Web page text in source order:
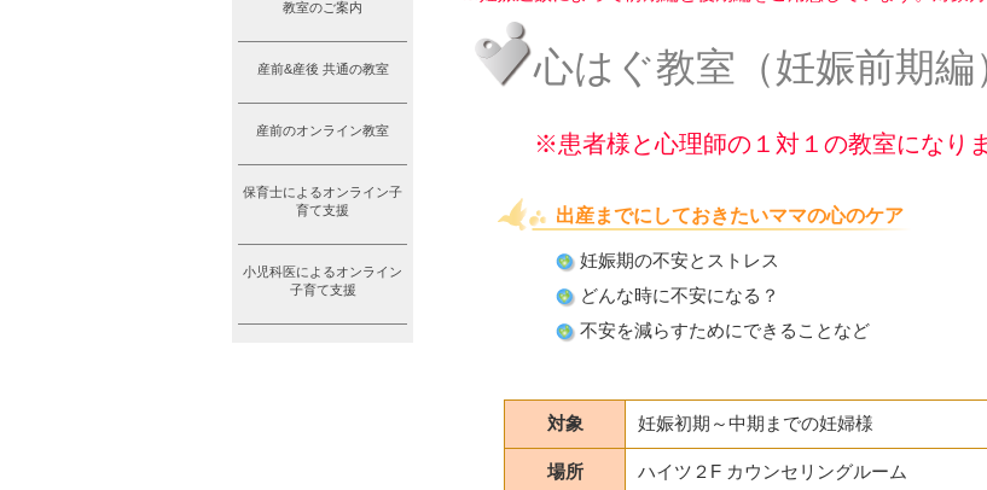
教室のご案内
産前&産後 共通の教室
産前のオンライン教室
保育士によるオンライン子
育て支援
小児科医によるオンライン
子育て支援
心はぐ教室（妊娠前期編
※患者様と心理師の１対１の教室になりま
出産までにしておきたいママの心のケア
妊娠期の不安とストレス
どんな時に不安になる？
不安を減らすためにできることなど
対象 妊娠初期～中期までの妊婦様
場所 ハイツ２F カウンセリングルーム